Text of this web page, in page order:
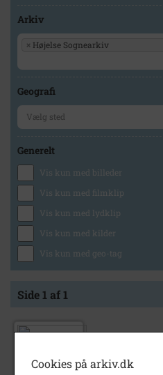
Arkiv
× Højelse Sognearkiv
Geografi
Generelt
Vis kun med billeder
Vis kun med filmklip
Vis kun med lydklip
Vis kun med kilder
Vis kun med geo-tag
Side 1 af 1
Højelse Kirke
Cookies på arkiv.dk